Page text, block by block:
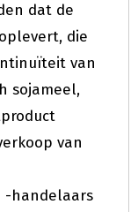
dat de
die
van
sojameel,
van
-handelaars